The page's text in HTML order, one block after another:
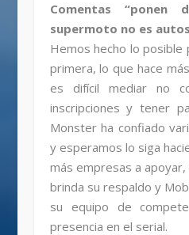
Comentas “ponen
supermoto no es
Hemos hecho lo
primera, lo que hace
es difícil mediar no
inscripciones y tener
Monster ha confiado
y esperamos lo siga
más empresas a
brinda su respaldo y
su equipo de
presencia en el serial.